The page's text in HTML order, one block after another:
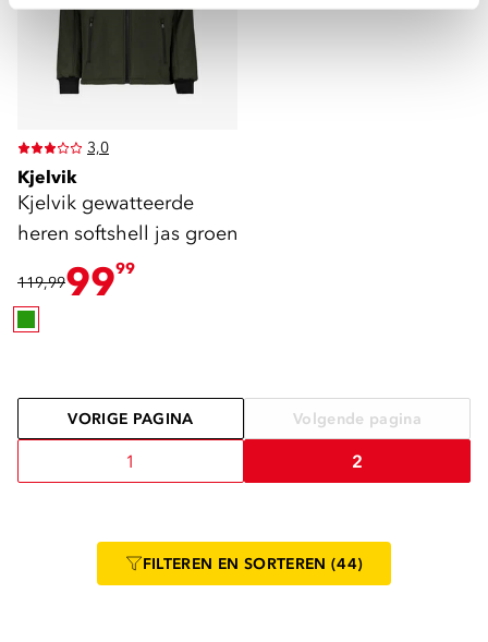
3,0
Kjelvik
Kjelvik gewatteerde
heren softshell jas groen
119,999999
VORIGE PAGINA Volgende pagina
1 2
FILTEREN EN SORTEREN (44)